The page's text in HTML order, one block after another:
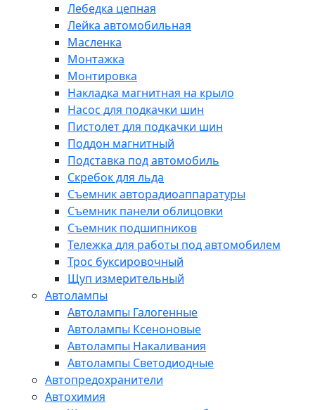
Лебедка цепная
Лейка автомобильная
Масленка
Монтажка
Монтировка
Накладка магнитная на крыло
Насос для подкачки шин
Пистолет для подкачки шин
Поддон магнитный
Подставка под автомобиль
Скребок для льда
Съемник авторадиоаппаратуры
Съемник панели облицовки
Съемник подшипников
Тележка для работы под автомобилем
Трос буксировочный
Щуп измерительный
Автолампы
Автолампы Галогенные
Автолампы Ксеноновые
Автолампы Накаливания
Автолампы Светодиодные
Автопредохранители
Автохимия